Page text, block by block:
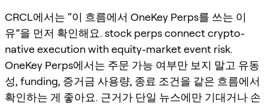
CRCL에서는 “이 흐름에서 OneKey Perps를 쓰는 이
유”을 먼저 확인해요. stock perps connect crypto-
native execution with equity-market event risk.
OneKey Perps에서는 주문 가능 여부만 보지 말고 유동
성, funding, 증거금 사용량, 종료 조건을 같은 흐름에서
확인하는 게 좋아요. 근거가 단일 뉴스에만 기대거나 손